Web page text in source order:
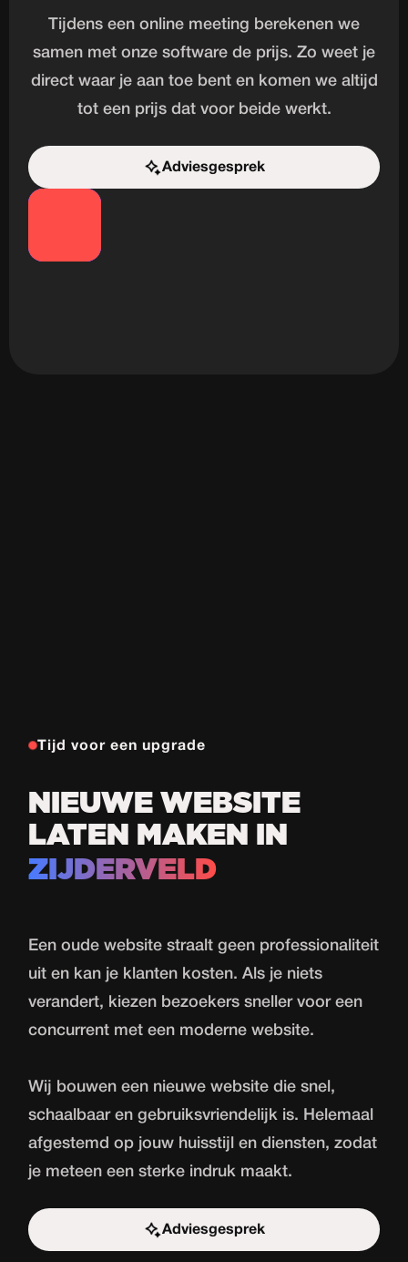
Tijdens een online meeting berekenen we
samen met onze software de prijs. Zo weet je
direct waar je aan toe bent en komen we altijd
tot een prijs dat voor beide werkt.
Adviesgesprek
Start de uitdaging
Tijd voor een upgrade
NIEUWE WEBSITE
LATEN MAKEN IN
ZIJDERVELD
Een oude website straalt geen professionaliteit
uit en kan je klanten kosten. Als je niets
verandert, kiezen bezoekers sneller voor een
concurrent met een moderne website.
Wij bouwen een nieuwe website die snel,
schaalbaar en gebruiksvriendelijk is. Helemaal
afgestemd op jouw huisstijl en diensten, zodat
je meteen een sterke indruk maakt.
Adviesgesprek
Start de uitdaging